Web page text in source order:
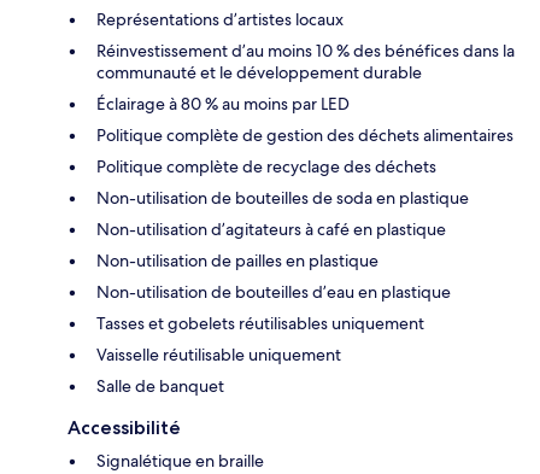
Représentations d’artistes locaux
Réinvestissement d’au moins 10 % des bénéfices dans la
communauté et le développement durable
Éclairage à 80 % au moins par LED
Politique complète de gestion des déchets alimentaires
Politique complète de recyclage des déchets
Non-utilisation de bouteilles de soda en plastique
Non-utilisation d’agitateurs à café en plastique
Non-utilisation de pailles en plastique
Non-utilisation de bouteilles d’eau en plastique
Tasses et gobelets réutilisables uniquement
Vaisselle réutilisable uniquement
Salle de banquet
Accessibilité
Signalétique en braille